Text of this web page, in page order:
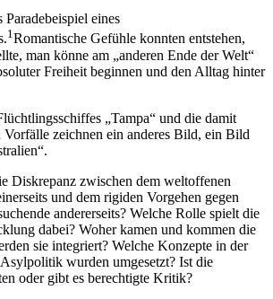
eines
1Romantische Gefühle konnten entstehen,
man könne am „anderen Ende der Welt“
Freiheit beginnen und den Alltag hinter
„Tampa“ und die damit
Vorfälle zeichnen ein anderes Bild, ein Bild
Diskrepanz zwischen dem weltoffenen
und dem rigiden Vorgehen gegen
andererseits? Welche Rolle spielt die
dabei? Woher kamen und kommen die
sie integriert? Welche Konzepte in der
wurden umgesetzt? Ist die
oder gibt es berechtigte Kritik?